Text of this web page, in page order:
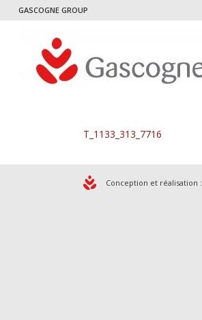
GASCOGNE GROUP
T_1133_313_7716
Conception et réalisation :